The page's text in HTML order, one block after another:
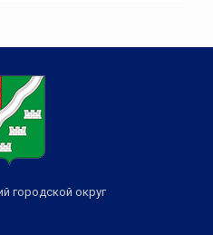
городской округ